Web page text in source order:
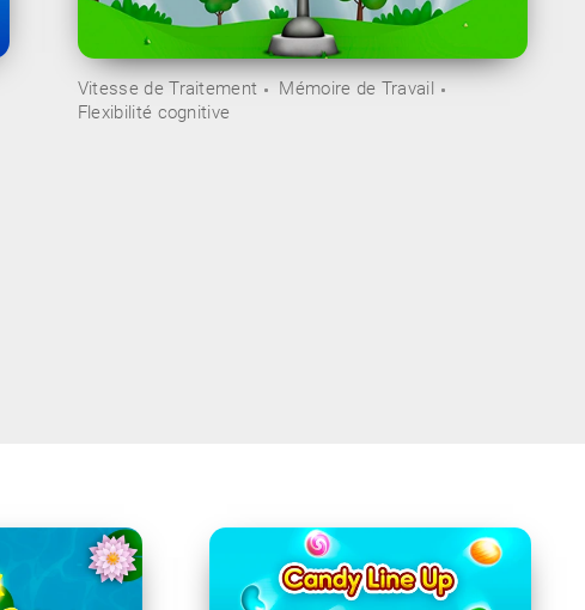
Vitesse de Traitement
Mémoire de Travail
Flexibilité cognitive